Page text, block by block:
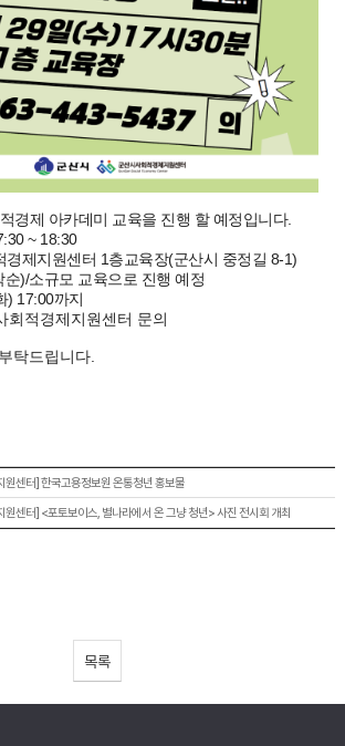
경제 아카데미 교육을 진행 할 예정입니다.
~ 18:30
경제지원센터 1층교육장(군산시 중정길 8-1)
)/소규모 교육으로 진행 예정
) 17:00까지
회적경제지원센터 문의
탁드립니다.
원센터] 한국고용정보원 온통청년 홍보물
원센터] <포토보이스, 별나라에서 온 그냥 청년> 사진 전시회 개최
목록